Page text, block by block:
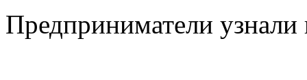
Предприниматели узнали